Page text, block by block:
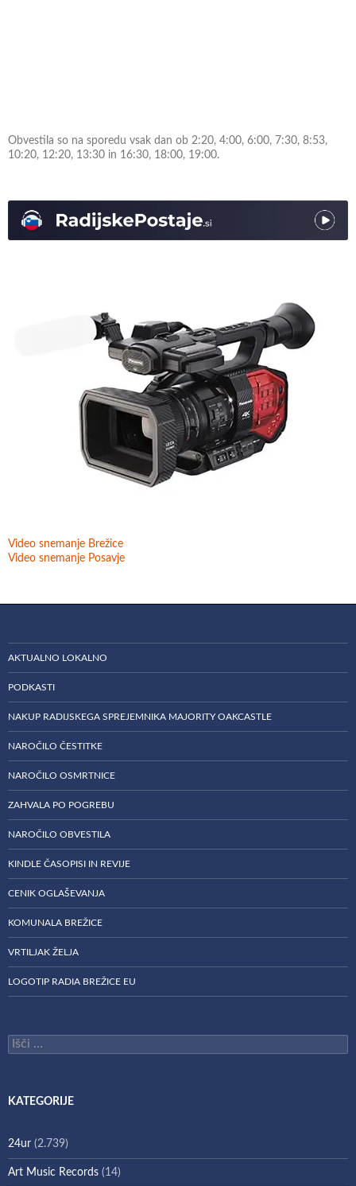
Obvestila so na sporedu vsak dan ob 2:20, 4:00, 6:00, 7:30, 8:53,
10:20, 12:20, 13:30 in 16:30, 18:00, 19:00.
Video snemanje Brežice
Video snemanje Posavje
AKTUALNO LOKALNO
PODKASTI
NAKUP RADIJSKEGA SPREJEMNIKA MAJORITY OAKCASTLE
NAROČILO ČESTITKE
NAROČILO OSMRTNICE
ZAHVALA PO POGREBU
NAROČILO OBVESTILA
KINDLE ČASOPISI IN REVIJE
CENIK OGLAŠEVANJA
KOMUNALA BREŽICE
VRTILJAK ŽELJA
LOGOTIP RADIA BREŽICE EU
Išči:
KATEGORIJE
24ur (2.739)
Art Music Records (14)